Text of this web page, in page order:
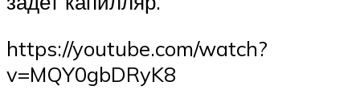
https://youtube.com/watch?
v=MQY0gbDRyK8